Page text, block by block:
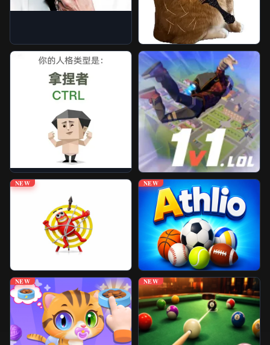
NEW NEW
NEW NEW